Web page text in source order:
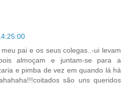
pai e os seus colegas..-ui levam
almoçam e juntam-se para a
e pimba de vez em quando lá há
são uns queridos